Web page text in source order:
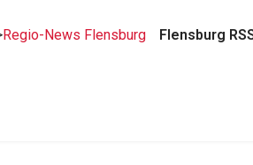
Regio-News Flensburg Flensburg